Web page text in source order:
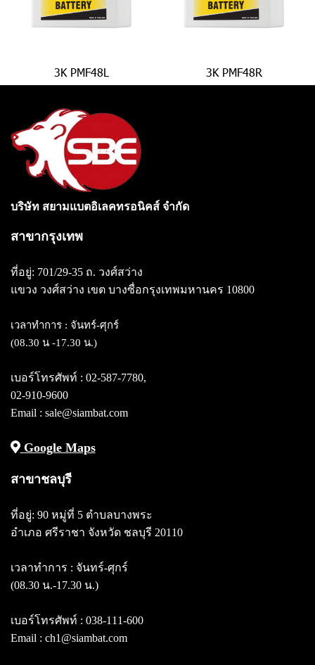
3K PMF48L 3K PMF48R
บริษัท สยามแบตอิเลคทรอนิคส์ จำกัด
สาขากรุงเทพ
ที่อยู่: 701/29-35 ถ. วงศ์สว่าง
แขวง วงศ์สว่าง เขต บางซื่อกรุงเทพมหานคร 10800
เวลาทำการ : จันทร์-ศุกร์
(08.30 น -17.30 น.)
เบอร์โทรศัพท์ : 02-587-7780,
02-910-9600
Email : sale@siambat.com
Google Maps
สาขาชลบุรี
ที่อยู่: 90 หมู่ที่ 5 ตำบลบางพระ
อำเภอ ศรีราชา จังหวัด ชลบุรี 20110
เวลาทำการ : จันทร์-ศุกร์
(08.30 น.-17.30 น.)
เบอร์โทรศัพท์ : 038-111-600
Email : ch1@siambat.com